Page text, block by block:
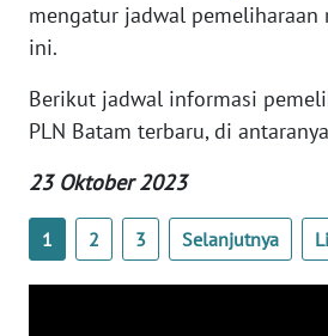
mengatur jadwal
ini.
Berikut jadwal informasi
PLN Batam terbaru, di
23 Oktober 2023
1 2 3 Selanjutnya
BANTEN
NTT
KEPRI